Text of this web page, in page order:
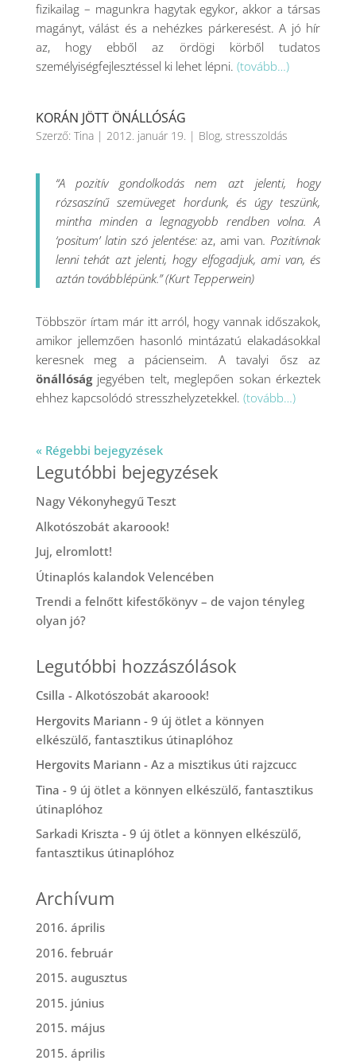
fizikailag – magunkra hagytak egykor, akkor a társas
magányt, válást és a nehézkes párkeresést. A jó hír
az, hogy ebből az ördögi körből tudatos
személyiségfejlesztéssel ki lehet lépni. (tovább…)
KORÁN JÖTT ÖNÁLLÓSÁG
Szerző: Tina| 2012. január 19. | Blog, stresszoldás
“A pozitív gondolkodás nem azt jelenti, hogy
rózsaszínű szemüveget hordunk, és úgy teszünk,
mintha minden a legnagyobb rendben volna. A
‘positum’ latin szó jelentése:az, ami van. Pozitívnak
lenni tehát azt jelenti, hogy elfogadjuk, ami van, és
aztán továbblépünk.”(Kurt Tepperwein)
Többször írtam már itt arról, hogy vannak időszakok,
amikor jellemzően hasonló mintázatú elakadásokkal
keresnek meg a pácienseim. A tavalyi ősz az
önállóságjegyében telt, meglepően sokan érkeztek
ehhez kapcsolódó stresszhelyzetekkel. (tovább…)
« Régebbi bejegyzések
Legutóbbi bejegyzések
Nagy Vékonyhegyű Teszt
Alkotószobát akaroook!
Juj, elromlott!
Útinaplós kalandok Velencében
Trendi a felnőtt kifestőkönyv – de vajon tényleg
olyan jó?
Legutóbbi hozzászólások
Csilla - Alkotószobát akaroook!
Hergovits Mariann- 9 új ötlet a könnyen
elkészülő, fantasztikus útinaplóhoz
Hergovits Mariann- Az a misztikus úti rajzcucc
Tina - 9 új ötlet a könnyen elkészülő, fantasztikus
útinaplóhoz
Sarkadi Kriszta - 9 új ötlet a könnyen elkészülő,
fantasztikus útinaplóhoz
Archívum
2016. április
2016. február
2015. augusztus
2015. június
2015. május
2015. április